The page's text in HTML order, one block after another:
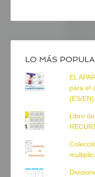
LO MÁS
EL
para el
(ES/EN)
Libro